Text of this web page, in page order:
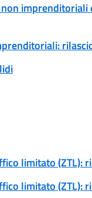
limitato (ZTL):
limitato (ZTL):